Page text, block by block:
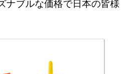
ナブルな価格で日本の皆様